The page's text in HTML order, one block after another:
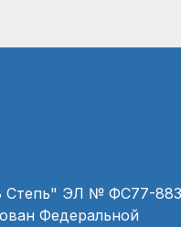
Степь" ЭЛ № ФС77-
Федеральной